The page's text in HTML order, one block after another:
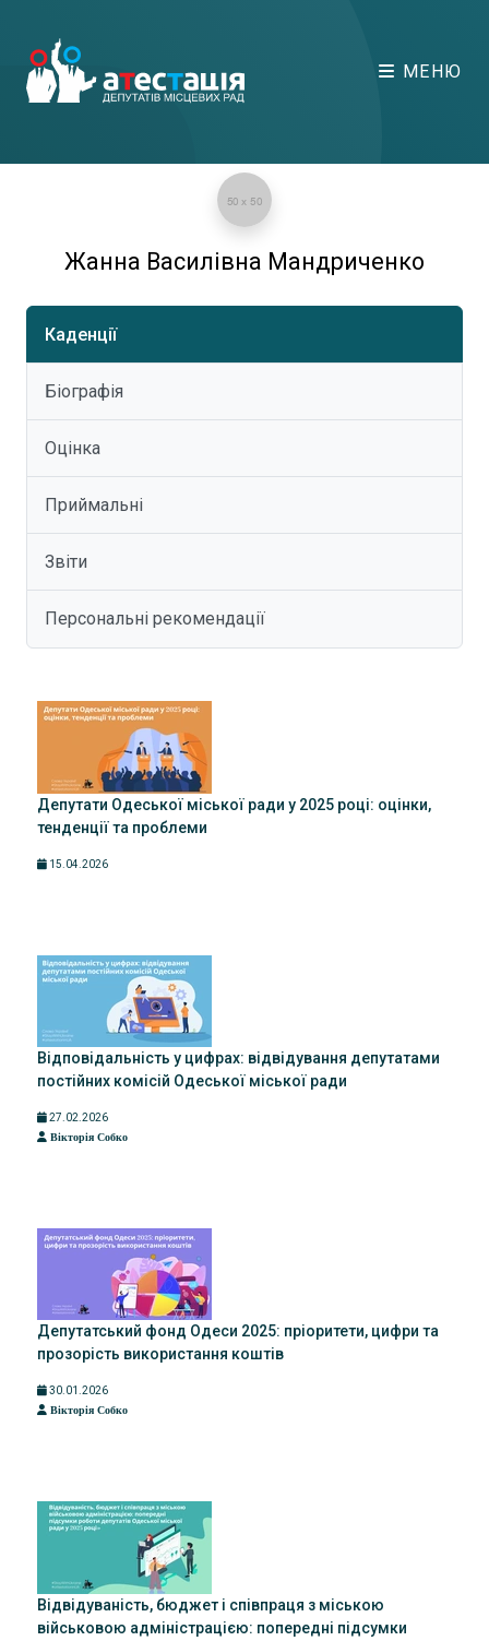
МЕНЮ
Жанна Василівна Мандриченко
Каденції
Біографія
Оцінка
Приймальні
Звіти
Персональні рекомендації
Депутати Одеської міської ради у 2025 році: оцінки,
тенденції та проблеми
15.04.2026
Відповідальність у цифрах: відвідування депутатами
постійних комісій Одеської міської ради
27.02.2026
Вікторія Собко
Депутатський фонд Одеси 2025: пріоритети, цифри та
прозорість використання коштів
30.01.2026
Вікторія Собко
Відвідуваність, бюджет і співпраця з міською
військовою адміністрацією: попередні підсумки